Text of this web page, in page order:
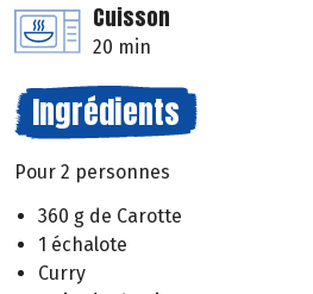
Cuisson
20 min
Ingrédients
Pour 2 personnes
360 g de Carotte
1 échalote
Curry